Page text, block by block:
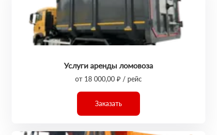
Услуги аренды ломовоза
от 18 000,00 ₽ / рейс
Заказать